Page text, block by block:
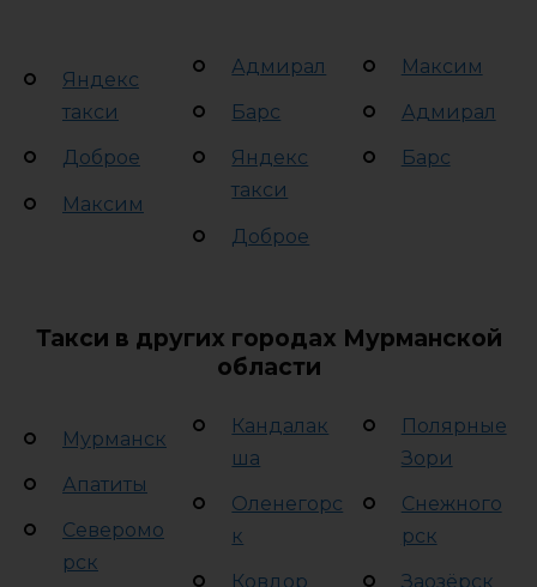
Яндекс
такси
Доброе
Максим
Адмирал
Барс
Яндекс
такси
Доброе
Максим
Адмирал
Барс
Такси в других городах Мурманской
области
Мурманск
Апатиты
Северомо
рск
Кандалак
ша
Оленегорс
к
Ковдор
Полярные
Зори
Снежного
рск
Заозёрск